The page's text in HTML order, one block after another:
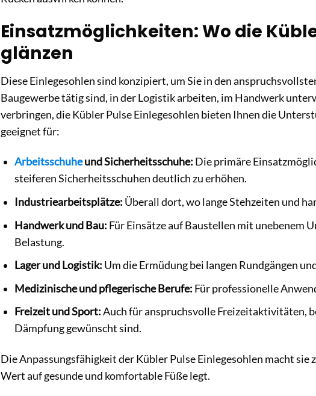
Einsatzmöglichkeiten: Wo die
glänzen
Diese Einlegesohlen sind konzipiert, um Sie in den
Baugewerbe tätig sind, in der Logistik arbeiten, im Handwerk
verbringen, die Kübler Pulse Einlegesohlen bieten Ihnen die
geeignet für:
Arbeitsschuheund Sicherheitsschuhe: Die primäre
steiferen Sicherheitsschuhen deutlich zu erhöhen.
Industriearbeitsplätze: Überall dort, wo lange Stehzeiten und
Handwerk und Bau: Für Einsätze auf Baustellen mit unebenem
Belastung.
Lager und Logistik: Um die Ermüdung bei langen Rundgängen
Medizinische und pflegerische Berufe: Für professionelle
Freizeit und Sport:Auch für anspruchsvolle Freizeitaktivitäten,
Dämpfung gewünscht sind.
Die Anpassungsfähigkeit der Kübler Pulse Einlegesohlen macht
Wert auf gesunde und komfortable Füße legt.